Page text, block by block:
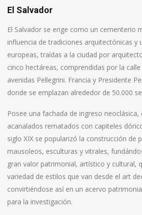
El Salvador
El Salvador se erige como un cementerio
influencia de tradiciones arquitectónicas y
europeas, traídas a la ciudad por
cinco hectáreas, comprendidas por la
avenidas Pellegrini. Francia y Presidente
donde se emplazan alrededor de 50.000
Posee una fachada de ingreso
acanalados rematados con capiteles
siglo XIX se popularizó la construcción de
mausoleos, esculturas y vitrales,
gran valor patrimonial, artístico y cultural,
variedad de estilos que van desde el art
convirtiéndose así en un acervo
para la investigación.